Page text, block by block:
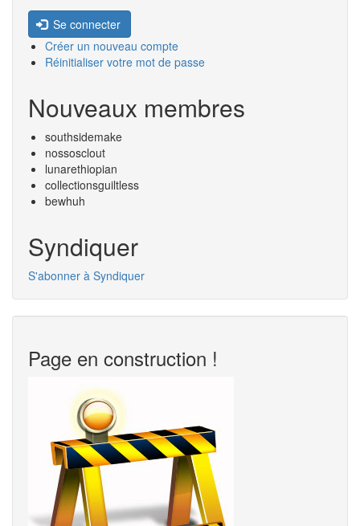
Se connecter
Créer un nouveau compte
Réinitialiser votre mot de passe
Nouveaux membres
southsidemake
nossosclout
lunarethiopian
collectionsguiltless
bewhuh
Syndiquer
S'abonner à Syndiquer
Page en construction !